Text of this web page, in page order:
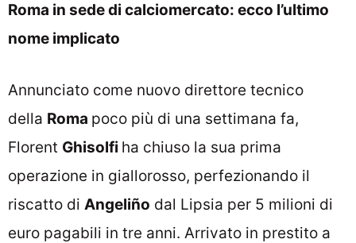
Roma in sede di calciomercato: ecco l’ultimo
nome implicato
Annunciato come nuovo direttore tecnico
della Roma poco più di una settimana fa,
Florent Ghisolfi ha chiuso la sua prima
operazione in giallorosso, perfezionando il
riscatto di Angeliño dal Lipsia per 5 milioni di
euro pagabili in tre anni. Arrivato in prestito a